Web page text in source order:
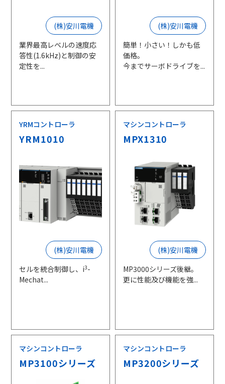
(株)安川電機
業界最高レベルの速度応
答性(1.6kHz)と制御の安
定性を...
(株)安川電機
簡単！小さい！しかも低
価格。
今までサーボドライブを...
YRMコントローラ
YRM1010
(株)安川電機
セルを統合制御し、i3-
Mechat...
マシンコントローラ
MPX1310
(株)安川電機
MP3000シリーズ後継。
更に性能及び機能を強...
マシンコントローラ
MP3100シリーズ
マシンコントローラ
MP3200シリーズ